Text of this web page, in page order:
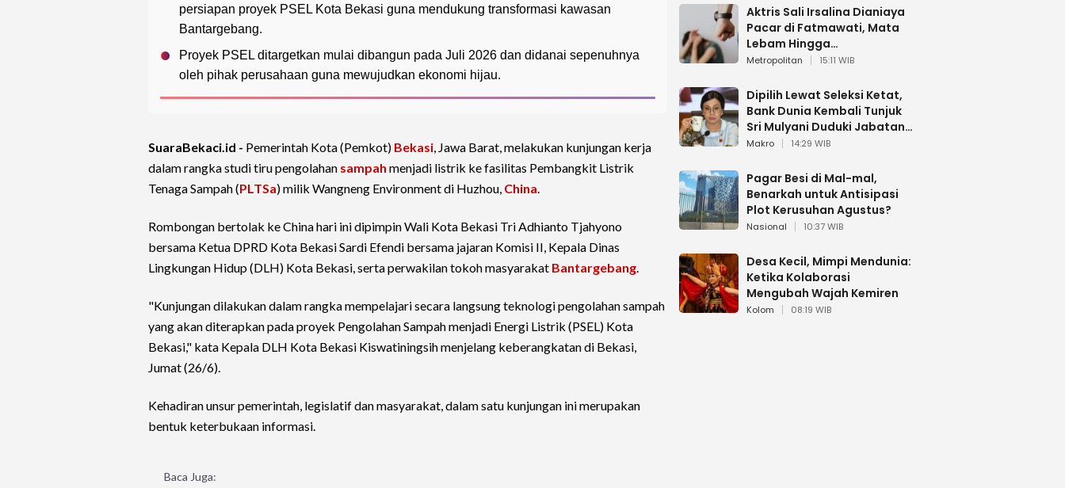
persiapan proyek PSEL Kota Bekasi guna mendukung transformasi kawasan
Bantargebang.
Proyek PSEL ditargetkan mulai dibangun pada Juli 2026 dan didanai sepenuhnya
oleh pihak perusahaan guna mewujudkan ekonomi hijau.
SuaraBekaci.id - Pemerintah Kota (Pemkot) Bekasi, Jawa Barat, melakukan kunjungan kerja
dalam rangka studi tiru pengolahan sampah menjadi listrik ke fasilitas Pembangkit Listrik
Tenaga Sampah (PLTSa) milik Wangneng Environment di Huzhou, China.
Rombongan bertolak ke China hari ini dipimpin Wali Kota Bekasi Tri Adhianto Tjahyono
bersama Ketua DPRD Kota Bekasi Sardi Efendi bersama jajaran Komisi II, Kepala Dinas
Lingkungan Hidup (DLH) Kota Bekasi, serta perwakilan tokoh masyarakat Bantargebang.
"Kunjungan dilakukan dalam rangka mempelajari secara langsung teknologi pengolahan sampah
yang akan diterapkan pada proyek Pengolahan Sampah menjadi Energi Listrik (PSEL) Kota
Bekasi," kata Kepala DLH Kota Bekasi Kiswatiningsih menjelang keberangkatan di Bekasi,
Jumat (26/6).
Kehadiran unsur pemerintah, legislatif dan masyarakat, dalam satu kunjungan ini merupakan
bentuk keterbukaan informasi.
Baca Juga:
Aktris Sali Irsalina Dianiaya
Pacar di Fatmawati, Mata
Lebam Hingga
Diselamatkan Polantas
Metropolitan 15:11 WIB
Dipilih Lewat Seleksi Ketat,
Bank Dunia Kembali Tunjuk
Sri Mulyani Duduki Jabatan
Strategis
Makro 14:29 WIB
Pagar Besi di Mal-mal,
Benarkah untuk Antisipasi
Plot Kerusuhan Agustus?
Nasional 10:37 WIB
Desa Kecil, Mimpi Mendunia:
Ketika Kolaborasi
Mengubah Wajah Kemiren
Kolom 08:19 WIB